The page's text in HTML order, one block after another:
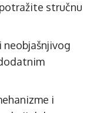
stručnu
neobjašnjivog
i